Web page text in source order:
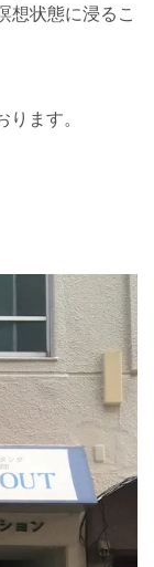
想状態に浸るこ
ます。